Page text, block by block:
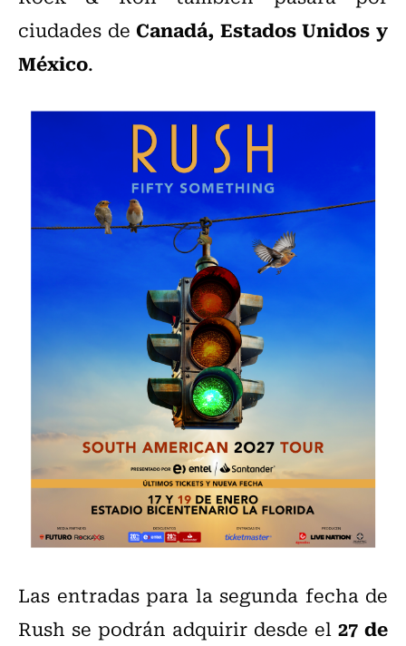
ciudades deCanadá, Estados Unidos y
México.
Las entradas para la segunda fecha de
Rush se podrán adquirir desde el 27 de